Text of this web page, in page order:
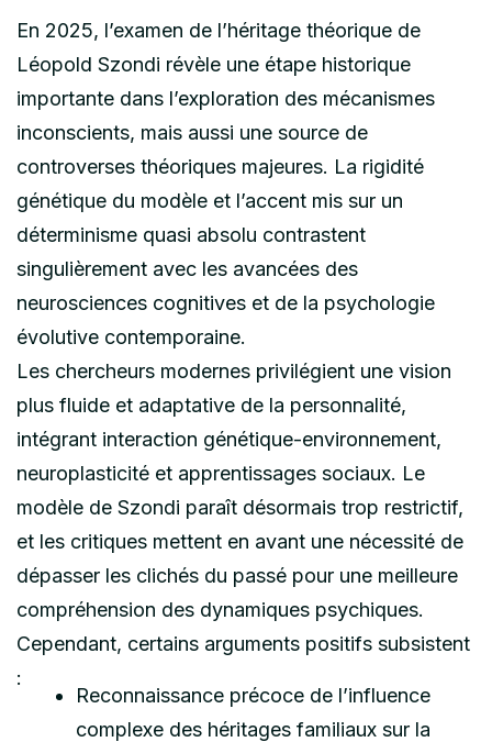
En 2025, l’examen de l’héritage théorique de
Léopold Szondi révèle une étape historique
importante dans l’exploration des mécanismes
inconscients, mais aussi une source de
controverses théoriques majeures. La rigidité
génétique du modèle et l’accent mis sur un
déterminisme quasi absolu contrastent
singulièrement avec les avancées des
neurosciences cognitives et de la psychologie
évolutive contemporaine.
Les chercheurs modernes privilégient une vision
plus fluide et adaptative de la personnalité,
intégrant interaction génétique-environnement,
neuroplasticité et apprentissages sociaux. Le
modèle de Szondi paraît désormais trop restrictif,
et les critiques mettent en avant une nécessité de
dépasser les clichés du passé pour une meilleure
compréhension des dynamiques psychiques.
Cependant, certains arguments positifs subsistent
:
Reconnaissance précoce de l’influence
complexe des héritages familiaux sur la